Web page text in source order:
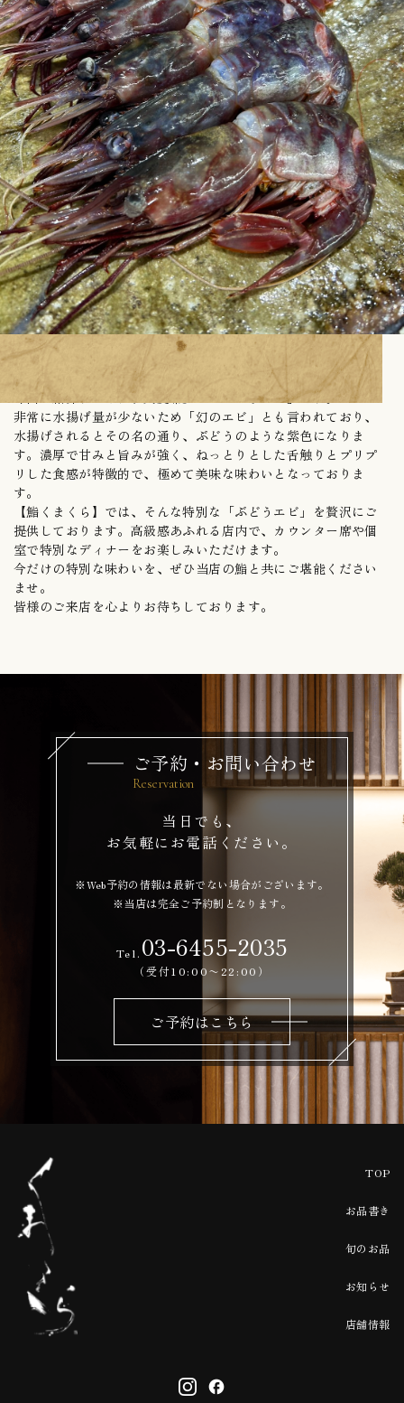
今回ご紹介するのは、大変希少な「ぶどうエビ」です。
非常に水揚げ量が少ないため「幻のエビ」とも言われており、
水揚げされるとその名の通り、ぶどうのような紫色になりま
す。濃厚で甘みと旨みが強く、ねっとりとした舌触りとプリプ
リした食感が特徴的で、極めて美味な味わいとなっておりま
す。
【鮨くまくら】では、そんな特別な「ぶどうエビ」を贅沢にご
提供しております。高級感あふれる店内で、カウンター席や個
室で特別なディナーをお楽しみいただけます。
今だけの特別な味わいを、ぜひ当店の鮨と共にご堪能ください
ませ。
皆様のご来店を心よりお待ちしております。
ご予約・お問い合わせ
当日でも、
お気軽にお電話ください。
※Web予約の情報は最新でない場合がございます。
※当店は完全ご予約制となります。
Tel. 03-6455-2035
（受付10:00〜22:00）
ご予約はこちら
TOP
お品書き
旬のお品
お知らせ
店舗情報